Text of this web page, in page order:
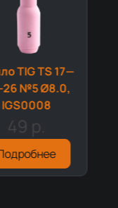
TIG TS 17—
№5 Ø8.0,
IGS0008
49 р.